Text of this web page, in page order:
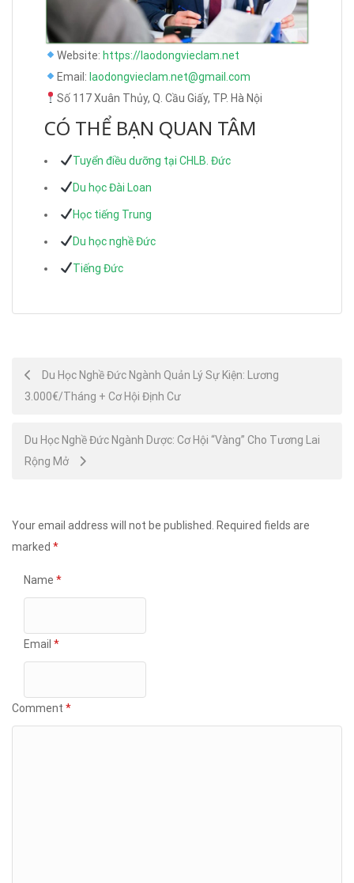
Website: https://laodongvieclam.net
Email: laodongvieclam.net@gmail.com
Số 117 Xuân Thủy, Q. Cầu Giấy, TP. Hà Nội
CÓ THỂ BẠN QUAN TÂM
Tuyển điều dưỡng tại CHLB. Đức
Du học Đài Loan
Học tiếng Trung
Du học nghề Đức
Tiếng Đức
Post
navigation
Du Học Nghề Đức Ngành Quản Lý Sự Kiện: Lương
3.000€/Tháng + Cơ Hội Định Cư
Du Học Nghề Đức Ngành Dược: Cơ Hội “Vàng” Cho Tương Lai
Rộng Mở
Your email address will not be published.
Required fields are
marked *
Name *
Email *
Comment *